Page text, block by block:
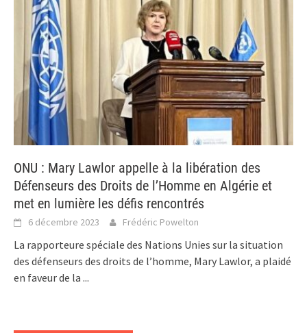
ONU : Mary Lawlor appelle à la libération des
Défenseurs des Droits de l’Homme en Algérie et
met en lumière les défis rencontrés
6 décembre 2023 Frédéric Powelton
La rapporteure spéciale des Nations Unies sur la situation
des défenseurs des droits de l’homme, Mary Lawlor, a plaidé
en faveur de la ...